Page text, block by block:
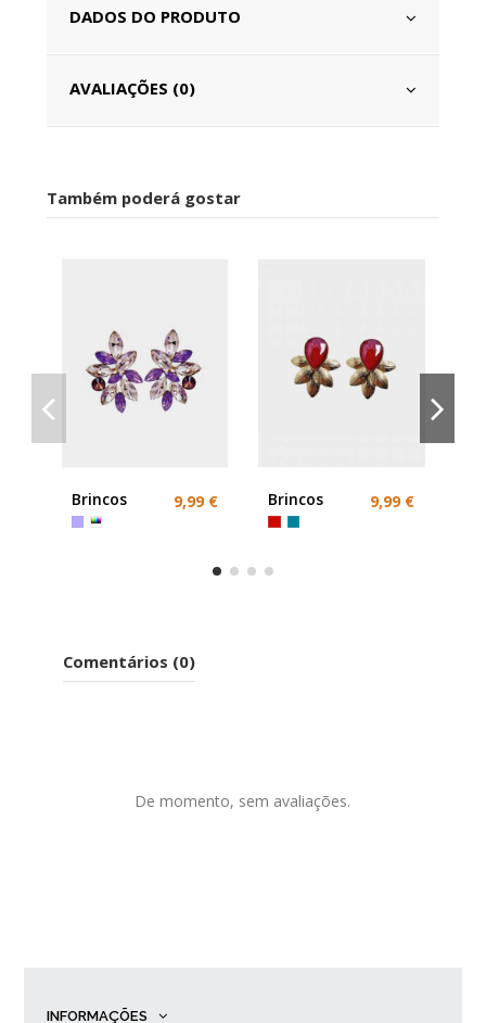
DADOS DO PRODUTO
AVALIAÇÕES (0)
Também poderá gostar
Brincos
Pedras
9,99 € Brincos 9,99 €
Comentários (0)
De momento, sem avaliações.
INFORMAÇÕES